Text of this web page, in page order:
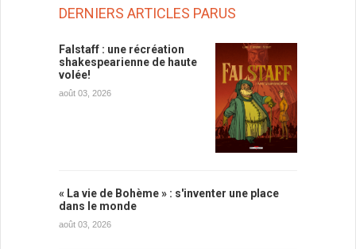
DERNIERS ARTICLES PARUS
Falstaff : une récréation
shakespearienne de haute
volée!
août 03, 2026
« La vie de Bohème » : s'inventer une place
dans le monde
août 03, 2026